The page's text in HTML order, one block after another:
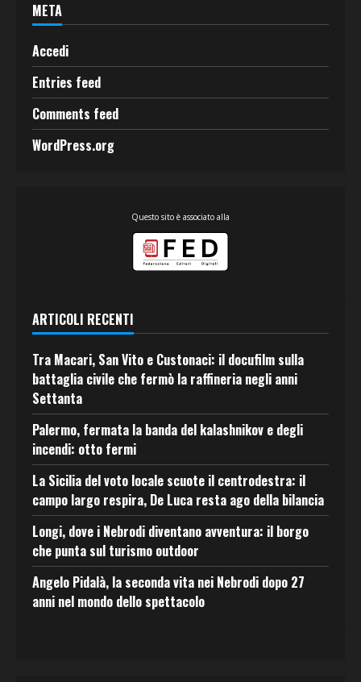
META
Accedi
Entries feed
Comments feed
WordPress.org
Questo sito è associato alla
ARTICOLI RECENTI
Tra Macari, San Vito e Custonaci: il docufilm sulla
battaglia civile che fermò la raffineria negli anni
Settanta
Palermo, fermata la banda del kalashnikov e degli
incendi: otto fermi
La Sicilia del voto locale scuote il centrodestra: il
campo largo respira, De Luca resta ago della bilancia
Longi, dove i Nebrodi diventano avventura: il borgo
che punta sul turismo outdoor
Angelo Pidalà, la seconda vita nei Nebrodi dopo 27
anni nel mondo dello spettacolo